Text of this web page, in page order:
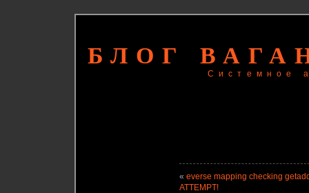
БЛОГ
Системное
« everse mapping checking
ATTEMPT!